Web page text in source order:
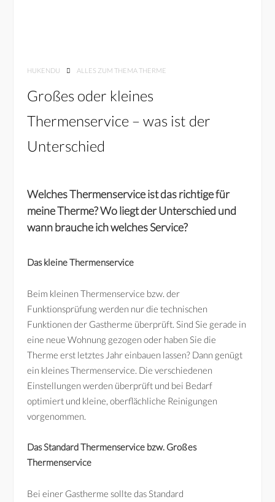
HUKENDU ALLES ZUM THEMA THERME
Großes oder kleines
Thermenservice – was ist der
Unterschied
Welches Thermenservice ist das richtige für
meine Therme? Wo liegt der Unterschied und
wann brauche ich welches Service?
Das kleine Thermenservice
Beim kleinen Thermenservice bzw. der
Funktionsprüfung werden nur die technischen
Funktionen der Gastherme überprüft. Sind Sie gerade in
eine neue Wohnung gezogen oder haben Sie die
Therme erst letztes Jahr einbauen lassen? Dann genügt
ein kleines Thermenservice. Die verschiedenen
Einstellungen werden überprüft und bei Bedarf
optimiert und kleine, oberflächliche Reinigungen
vorgenommen.
Das Standard Thermenservice bzw. Großes
Thermenservice
Bei einer Gastherme sollte das Standard